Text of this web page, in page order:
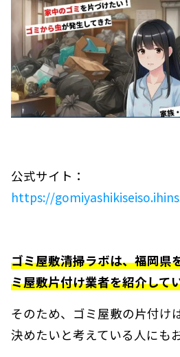
公式サイト：
https://
ゴミ屋敷清掃ラボは、福岡県
ミ屋敷片付け業者を紹介して
そのため、ゴミ屋敷の片付け
決めたいと考えている人にも